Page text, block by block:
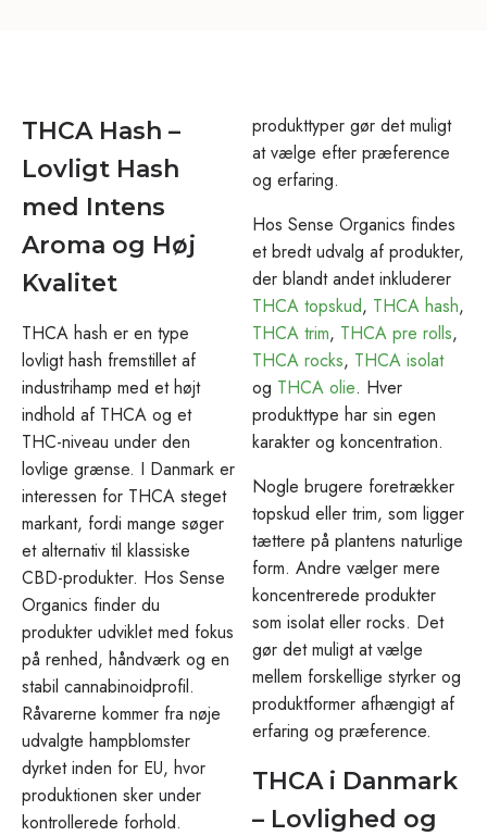
THCA Hash –
Lovligt Hash
med Intens
Aroma og Høj
Kvalitet
THCA hash er en type
lovligt hash fremstillet af
industrihamp med et højt
indhold af THCA og et
THC-niveau under den
lovlige grænse. I Danmark er
interessen for THCA steget
markant, fordi mange søger
et alternativ til klassiske
CBD-produkter. Hos Sense
Organics finder du
produkter udviklet med fokus
på renhed, håndværk og en
stabil cannabinoidprofil.
Råvarerne kommer fra nøje
udvalgte hampblomster
dyrket inden for EU, hvor
produktionen sker under
kontrollerede forhold.
produkttyper gør det muligt
at vælge efter præference
og erfaring.
Hos Sense Organics findes
et bredt udvalg af produkter,
der blandt andet inkluderer
THCA topskud, THCA hash,
THCA trim, THCA pre rolls,
THCA rocks, THCA isolat
og THCA olie. Hver
produkttype har sin egen
karakter og koncentration.
Nogle brugere foretrækker
topskud eller trim, som ligger
tættere på plantens naturlige
form. Andre vælger mere
koncentrerede produkter
som isolat eller rocks. Det
gør det muligt at vælge
mellem forskellige styrker og
produktformer afhængigt af
erfaring og præference.
THCA i Danmark
– Lovlighed og